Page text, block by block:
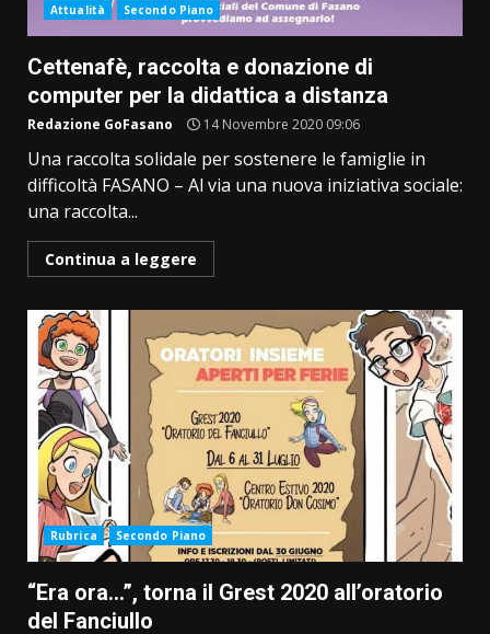
Attualità Secondo Piano
Cettenafè, raccolta e donazione di
computer per la didattica a distanza
Redazione GoFasano 14 Novembre 2020 09:06
Una raccolta solidale per sostenere le famiglie in
difficoltà FASANO – Al via una nuova iniziativa sociale:
una raccolta...
Continua a leggere
Rubrica Secondo Piano
“Era ora…”, torna il Grest 2020 all’oratorio
del Fanciullo